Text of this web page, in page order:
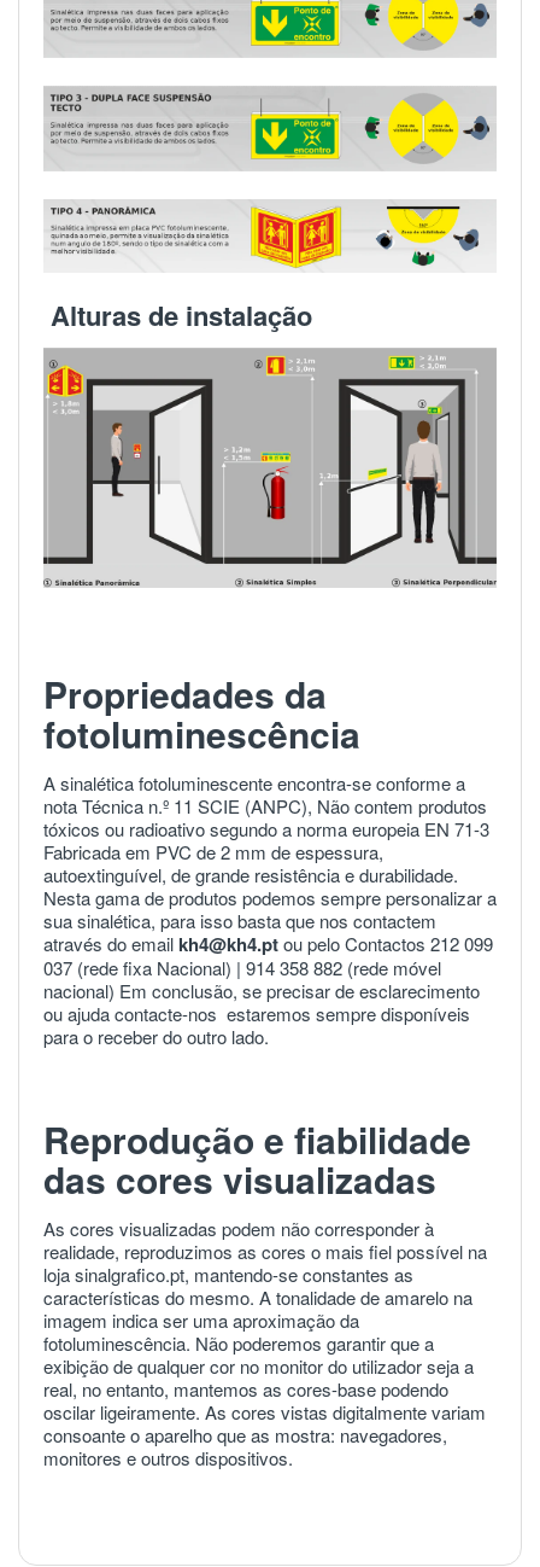
Alturas de instalação
Propriedades da
fotoluminescência
A sinalética fotoluminescente encontra-se conforme a
nota Técnica n.º 11 SCIE (ANPC), Não contem produtos
tóxicos ou radioativo segundo a norma europeia EN 71-3
Fabricada em PVC de 2 mm de espessura,
autoextinguível, de grande resistência e durabilidade.
Nesta gama de produtos podemos sempre personalizar a
sua sinalética, para isso basta que nos contactem
através do emailkh4@kh4.ptou pelo Contactos 212 099
037 (rede fixa Nacional) | 914 358 882 (rede móvel
nacional) Em conclusão, se precisar de esclarecimento
ou ajudacontacte-nos estaremos sempre disponíveis
para o receber do outro lado.
Reprodução e fiabilidade
das cores visualizadas
As cores visualizadas podem não corresponder à
realidade, reproduzimos as cores o mais fiel possível na
loja sinalgrafico.pt, mantendo-se constantes as
características do mesmo. A tonalidade de amarelo na
imagem indica ser uma aproximação da
fotoluminescência. Não poderemos garantir que a
exibição de qualquer cor no monitor do utilizador seja a
real, no entanto, mantemos as cores-base podendo
oscilar ligeiramente. As cores vistas digitalmente variam
consoante o aparelho que as mostra: navegadores,
monitores e outros dispositivos.